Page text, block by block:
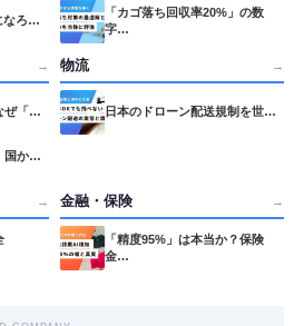
なろ…
「カゴ落ち回収率20%」の数
字…
→
ぜ「…
国か…
物流 →
日本のドローン配送規制を世…
→ 金融・保険 →
「精度95%」は本当か？保険
金…